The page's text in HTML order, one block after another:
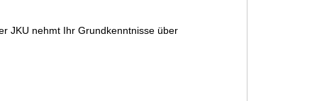
JKU nehmt Ihr Grundkenntnisse über